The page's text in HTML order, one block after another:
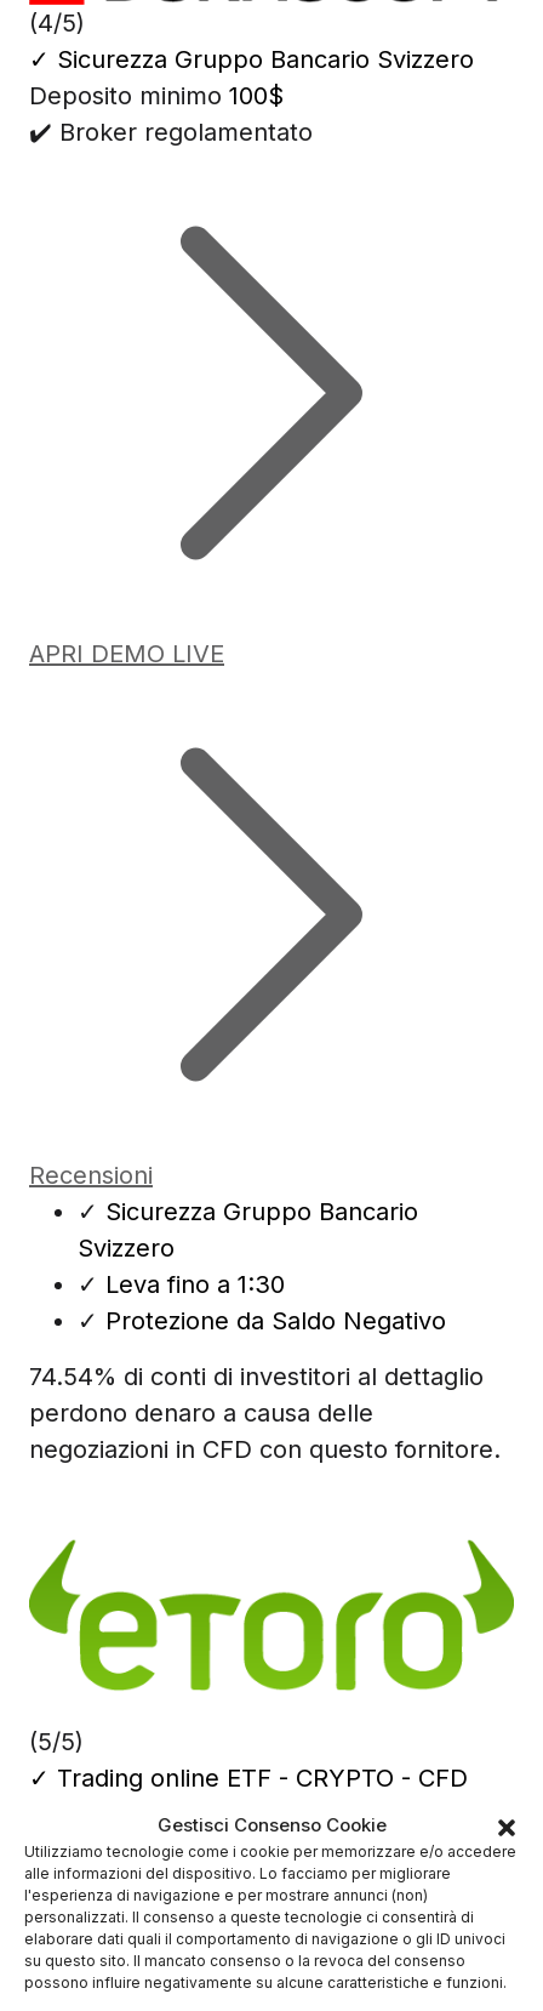
Gestisci Consenso Cookie
Utilizziamo tecnologie come i cookie per memorizzare e/o accedere
alle informazioni del dispositivo. Lo facciamo per migliorare
l'esperienza di navigazione e per mostrare annunci (non)
personalizzati. Il consenso a queste tecnologie ci consentirà di
elaborare dati quali il comportamento di navigazione o gli ID univoci
su questo sito. Il mancato consenso o la revoca del consenso
possono influire negativamente su alcune caratteristiche e funzioni.
(4/5)
✓ Sicurezza Gruppo Bancario Svizzero
Deposito minimo 100$
✔️ Broker regolamentato
APRI DEMO LIVE
Recensioni
✓ Sicurezza Gruppo Bancario
Svizzero
✓ Leva fino a 1:30
✓ Protezione da Saldo Negativo
74.54% di conti di investitori al dettaglio
perdono denaro a causa delle
negoziazioni in CFD con questo fornitore.
(5/5)
✓ Trading online ETF - CRYPTO - CFD
Deposito minimo 50$
✔️ Broker regolamentato